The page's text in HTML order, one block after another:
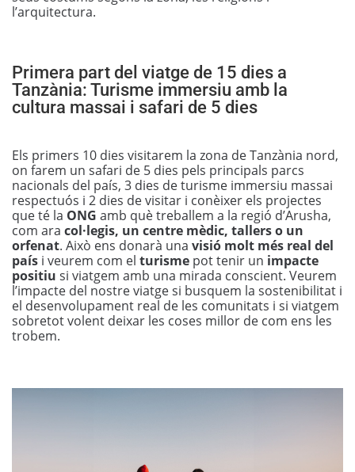
l’arquitectura.
Primera part del viatge de 15 dies a
Tanzània: Turisme immersiu amb la
cultura massai i safari de 5 dies
Els primers 10 dies visitarem la zona de Tanzània nord,
on farem un safari de 5 dies pels principals parcs
nacionals del país, 3 dies de turisme immersiu massai
respectuós i 2 dies de visitar i conèixer els projectes
que té la ONG amb què treballem a la regió d’Arusha,
com ara col·legis, un centre mèdic, tallers o un
orfenat. Això ens donarà una visió molt més real del
país i veurem com el turisme pot tenir un impacte
positiu si viatgem amb una mirada conscient. Veurem
l’impacte del nostre viatge si busquem la sostenibilitat i
el desenvolupament real de les comunitats i si viatgem
sobretot volent deixar les coses millor de com ens les
trobem.